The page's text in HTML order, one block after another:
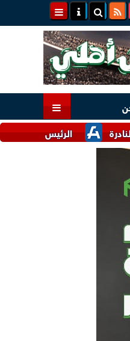
الرئيس السيسي وملك البحرين